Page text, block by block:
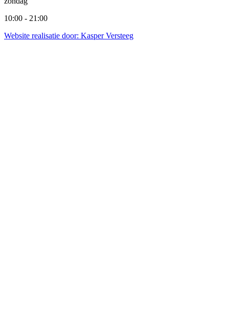
10:00 - 21:00
Website realisatie door: Kasper Versteeg